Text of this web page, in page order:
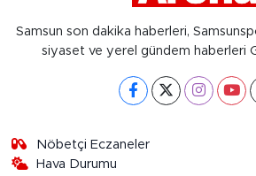
Samsun son dakika haberleri,
siyaset ve yerel gündem haberleri
Nöbetçi Eczaneler
Hava Durumu